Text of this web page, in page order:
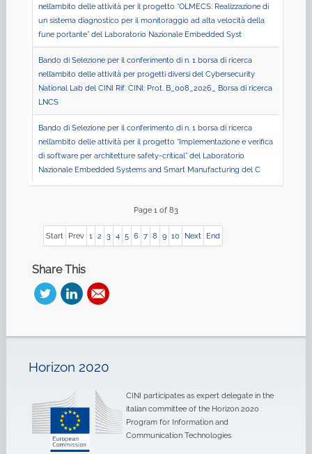
nell’ambito delle attività per il progetto “OLMECS: Realizzazione di
un sistema diagnostico per il monitoraggio ad alta velocità della
fune portante” del Laboratorio Nazionale Embedded Syst
Bando di Selezione per il conferimento di n. 1 borsa di ricerca
nell’ambito delle attività per progetti diversi del Cybersecurity
National Lab del CINI Rif. CINI: Prot. B_008_2026_ Borsa di ricerca
LNCS
Bando di Selezione per il conferimento di n. 1 borsa di ricerca
nell’ambito delle attività per il progetto “Implementazione e verifica
di software per architetture safety-critical” del Laboratorio
Nazionale Embedded Systems and Smart Manufacturing del C
Page 1 of 83
Start Prev 1 2 3 4 5 6 7 8 9 10 Next End
Share This
Horizon 2020
CINI participates as expert delegate in the
italian committee of the Horizon 2020
Program for Information and
Communication Technologies